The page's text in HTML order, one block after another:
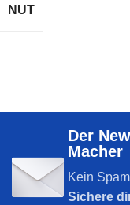
NUT
Der
Macher
Kein
Sichere